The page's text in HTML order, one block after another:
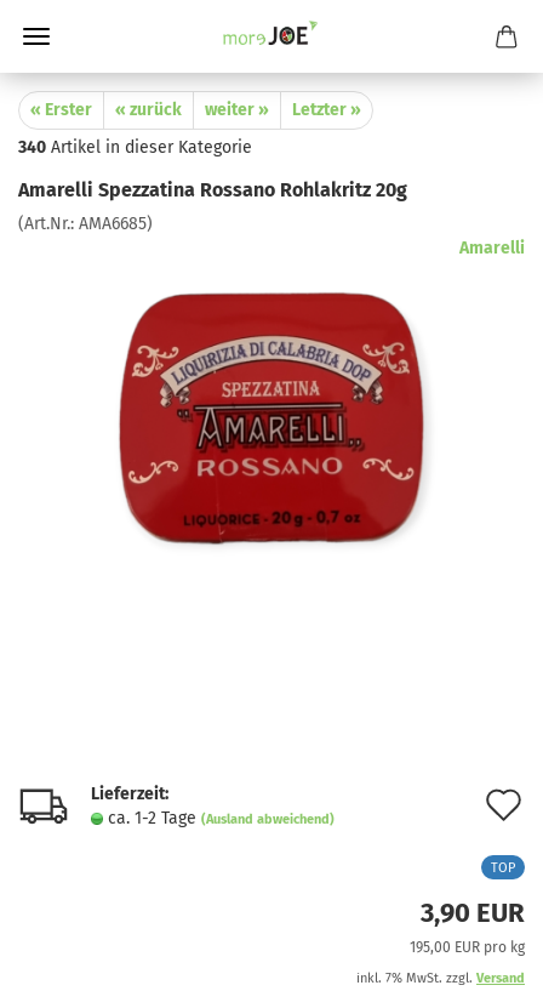
« Erster « zurück weiter »
Letzter »
340 Artikel in dieser Kategorie
Amarelli Spezzatina Rossano Rohlakritz 20g
(Art.Nr.: AMA6685)
Amarelli
Lieferzeit:
ca. 1-2 Tage (Ausland abweichend)
TOP
3,90 EUR
195,00 EUR pro kg
inkl. 7% MwSt. zzgl. Versand